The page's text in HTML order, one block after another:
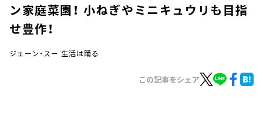
ン家庭菜園！ 小ねぎやミニキュウリも目指
せ豊作！
ジェーン・スー 生活は踊る
この記事をシェア